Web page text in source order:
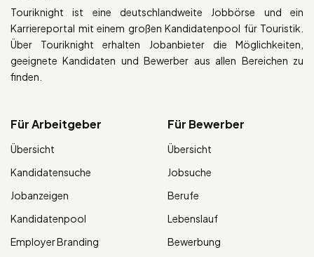
Touriknight ist eine deutschlandweite Jobbörse und ein
Karriereportal mit einem großen Kandidatenpool für Touristik.
Über Touriknight erhalten Jobanbieter die Möglichkeiten,
geeignete Kandidaten und Bewerber aus allen Bereichen zu
finden.
Für Arbeitgeber
Übersicht
Kandidatensuche
Jobanzeigen
Kandidatenpool
Employer Branding
Für Bewerber
Übersicht
Jobsuche
Berufe
Lebenslauf
Bewerbung